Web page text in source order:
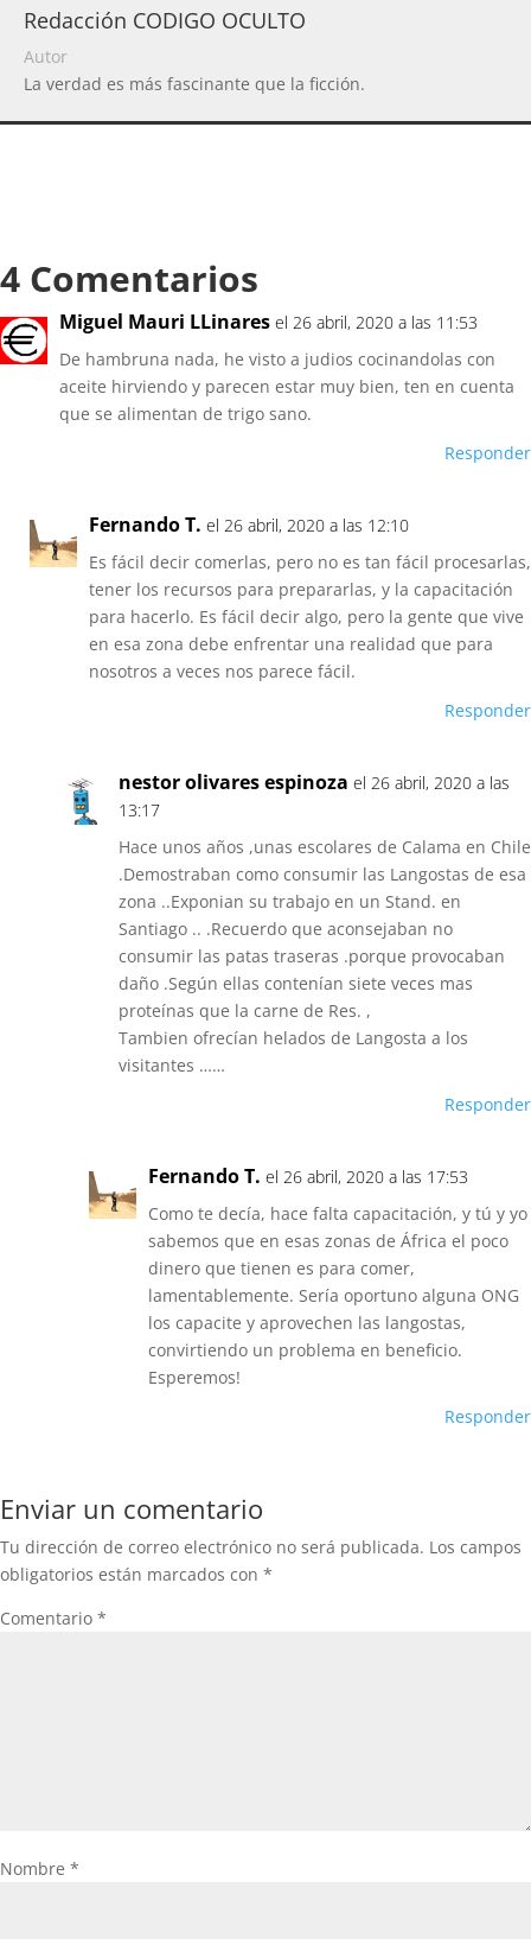
Redacción CODIGO OCULTO
Autor
La verdad es más fascinante que la ficción.
4 Comentarios
Miguel Mauri LLinares el 26 abril, 2020 a las 11:53
De hambruna nada, he visto a judios cocinandolas con
aceite hirviendo y parecen estar muy bien, ten en cuenta
que se alimentan de trigo sano.
Responder
Fernando T. el 26 abril, 2020 a las 12:10
Es fácil decir comerlas, pero no es tan fácil procesarlas,
tener los recursos para prepararlas, y la capacitación
para hacerlo. Es fácil decir algo, pero la gente que vive
en esa zona debe enfrentar una realidad que para
nosotros a veces nos parece fácil.
Responder
nestor olivares espinoza el 26 abril, 2020 a las
13:17
Hace unos años ,unas escolares de Calama en Chile
.Demostraban como consumir las Langostas de esa
zona ..Exponian su trabajo en un Stand. en
Santiago .. .Recuerdo que aconsejaban no
consumir las patas traseras .porque provocaban
daño .Según ellas contenían siete veces mas
proteínas que la carne de Res. ,
Tambien ofrecían helados de Langosta a los
visitantes ……
Responder
Fernando T. el 26 abril, 2020 a las 17:53
Como te decía, hace falta capacitación, y tú y yo
sabemos que en esas zonas de África el poco
dinero que tienen es para comer,
lamentablemente. Sería oportuno alguna ONG
los capacite y aprovechen las langostas,
convirtiendo un problema en beneficio.
Esperemos!
Responder
Enviar un comentario
Tu dirección de correo electrónico no será publicada. Los campos
obligatorios están marcados con *
Comentario *
Nombre *